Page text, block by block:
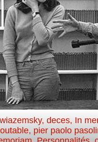
,deces, In
, pier paolo